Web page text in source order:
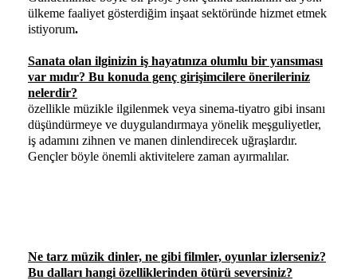
ülkeme faaliyet gösterdiğim inşaat sektöründe hizmet etmek
istiyorum.
Sanata olan ilginizin iş hayatınıza olumlu bir yansıması
var mıdır? Bu konuda genç girişimcilere önerileriniz
nelerdir?
özellikle müzikle ilgilenmek veya sinema-tiyatro gibi insanı
düşündürmeye ve duygulandırmaya yönelik meşguliyetler,
iş adamını zihnen ve manen dinlendirecek uğraşlardır.
Gençler böyle önemli aktivitelere zaman ayırmalılar.
Ne tarz müzik dinler, ne gibi filmler, oyunlar izlerseniz?
Bu dalları hangi özelliklerinden ötürü seversiniz?